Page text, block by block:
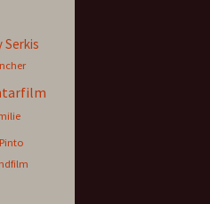
Serkis